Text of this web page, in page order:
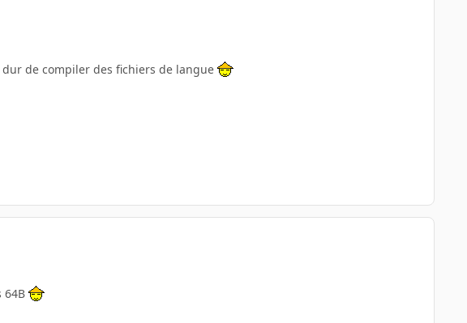
de compiler des fichiers de langue
64B